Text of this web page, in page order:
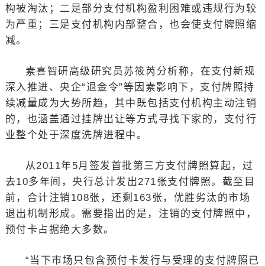
构被淘汰；二是部分支付机构盈利困难或违规行为较
为严重；三是支付机构内部整合，也会使支付牌照缩
减。
素喜智研高级研究员苏筱芮分析称，在支付新规
深入推进、央企“退金令”等因素影响下，支付牌照持
续减量成为大势所趋，其中既包括支付机构主动注销
的，也涵盖通过挂牌出让等方式寻找下家的，支付行
业整个处于深度洗牌进程中。
从2011年5月签发首批第三方支付牌照算起，过
去10多年间，央行总计发出271张支付牌照。截至目
前，合计注销108张，还剩163张，优胜劣汰的市场
退出机制形成。需要指出的是，注销的支付牌照中，
预付卡占据绝大多数。
“当下市场只包含预付卡发行与受理的支付牌照已